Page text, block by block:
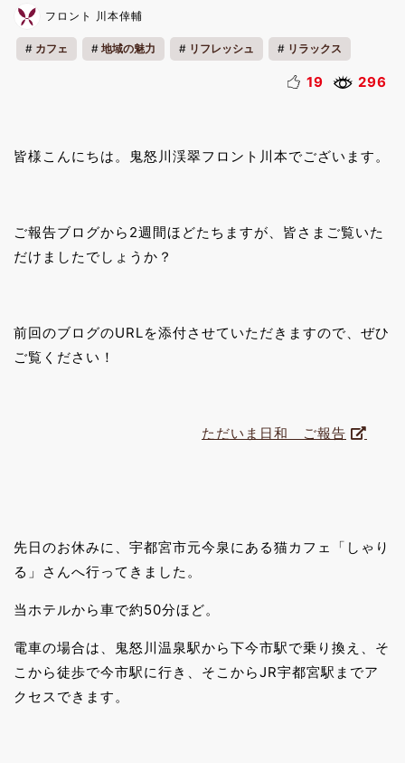
フロント 川本倖輔
カフェ 地域の魅力 リフレッシュ リラックス
19 296
皆様こんにちは。鬼怒川渓翠フロント川本でございます。
ご報告ブログから2週間ほどたちますが、皆さまご覧いた
だけましたでしょうか？
前回のブログのURLを添付させていただきますので、ぜひ
ご覧ください！
ただいま日和 ご報告
先日のお休みに、宇都宮市元今泉にある猫カフェ「しゃり
る」さんへ行ってきました。
当ホテルから車で約50分ほど。
電車の場合は、鬼怒川温泉駅から下今市駅で乗り換え、そ
こから徒歩で今市駅に行き、そこからJR宇都宮駅までア
クセスできます。